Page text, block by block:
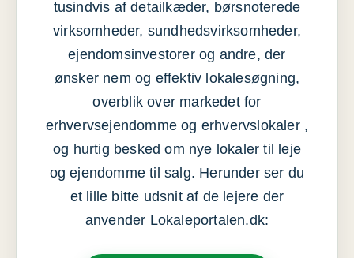
tusindvis af detailkæder, børsnoterede
virksomheder, sundhedsvirksomheder,
ejendomsinvestorer og andre, der
ønsker nem og effektiv lokalesøgning,
overblik over markedet for
erhvervsejendomme og erhvervslokaler ,
og hurtig besked om nye lokaler til leje
og ejendomme til salg. Herunder ser du
et lille bitte udsnit af de lejere der
anvender Lokaleportalen.dk: